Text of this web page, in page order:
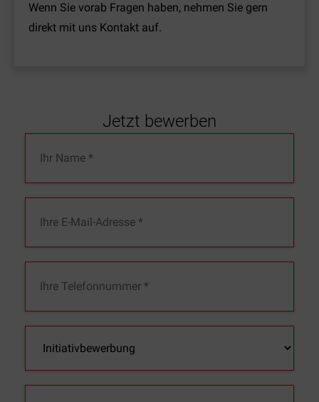
Wenn Sie vorab Fragen haben, nehmen Sie gern
direkt mit uns Kontakt auf.
Jetzt bewerben